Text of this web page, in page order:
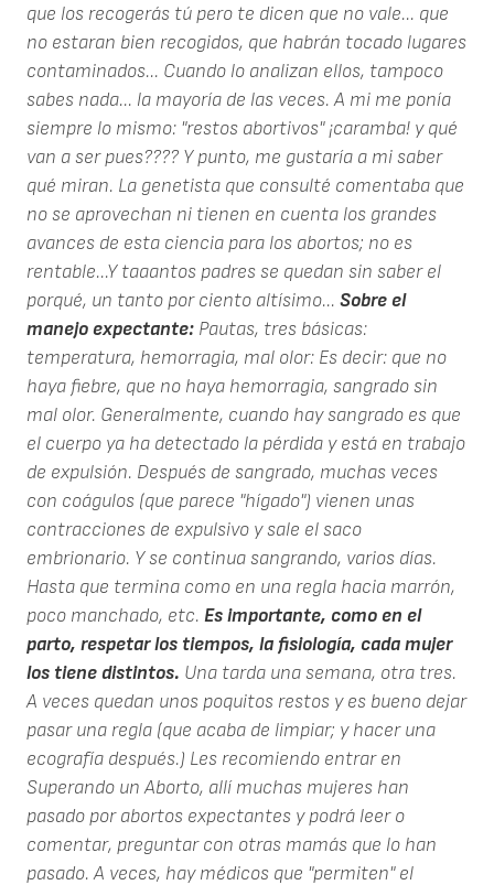
que los recogerás tú pero te dicen que no vale... que
no estaran bien recogidos, que habrán tocado lugares
contaminados... Cuando lo analizan ellos, tampoco
sabes nada... la mayoría de las veces. A mi me ponía
siempre lo mismo: "restos abortivos" ¡caramba! y qué
van a ser pues???? Y punto, me gustaría a mi saber
qué miran. La genetista que consulté comentaba que
no se aprovechan ni tienen en cuenta los grandes
avances de esta ciencia para los abortos; no es
rentable...Y taaantos padres se quedan sin saber el
porqué, un tanto por ciento altísimo... Sobre el
manejo expectante: Pautas, tres básicas:
temperatura, hemorragia, mal olor: Es decir: que no
haya fiebre, que no haya hemorragia, sangrado sin
mal olor. Generalmente, cuando hay sangrado es que
el cuerpo ya ha detectado la pérdida y está en trabajo
de expulsión. Después de sangrado, muchas veces
con coágulos (que parece "hígado") vienen unas
contracciones de expulsivo y sale el saco
embrionario. Y se continua sangrando, varios días.
Hasta que termina como en una regla hacia marrón,
poco manchado, etc. Es importante, como en el
parto, respetar los tiempos, la fisiología, cada mujer
los tiene distintos. Una tarda una semana, otra tres.
A veces quedan unos poquitos restos y es bueno dejar
pasar una regla (que acaba de limpiar; y hacer una
ecografía después.) Les recomiendo entrar en
Superando un Aborto, allí muchas mujeres han
pasado por abortos expectantes y podrá leer o
comentar, preguntar con otras mamás que lo han
pasado. A veces, hay médicos que "permiten" el